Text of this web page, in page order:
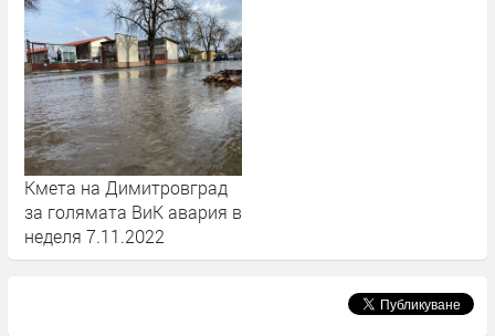
Кмета на Димитровград
за голямата ВиК авария в
неделя 7.11.2022